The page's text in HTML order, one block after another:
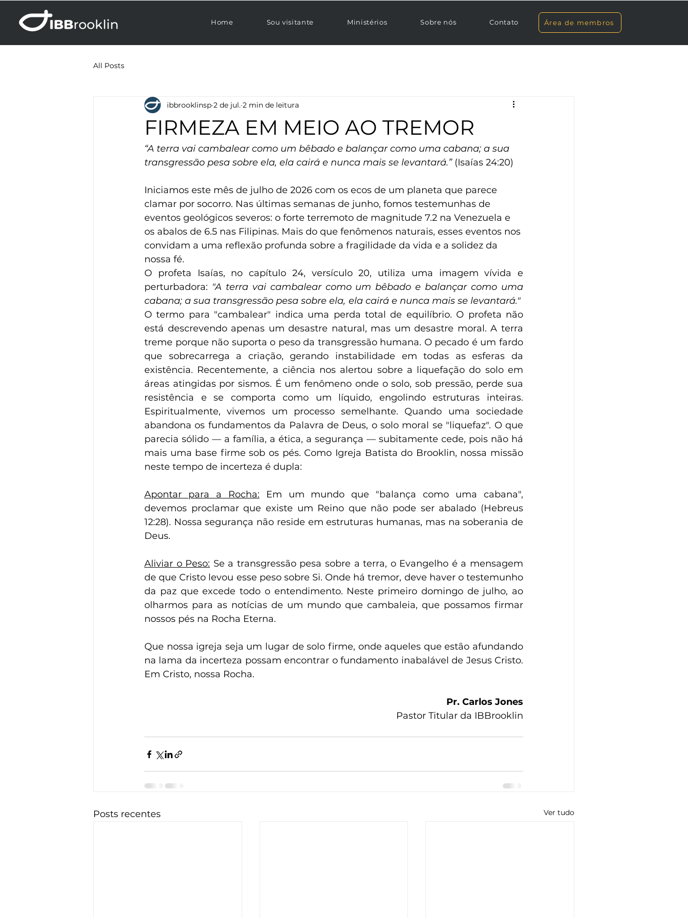
Home Sou visitante Ministérios Sobre nós Contato Área de membros
All Posts
FIRMEZA EM MEIO AO TREMOR
ibbrooklinsp 2 de jul. 2 min de leitura
“A terra vai cambalear como um bêbado e balançar como uma cabana; a sua
transgressão pesa sobre ela, ela cairá e nunca mais se levantará.” (Isaías‬ 24‬:20‬)‬
Iniciamos este mês de julho de 2026 com os ecos de um planeta que parece
clamar por socorro. Nas últimas semanas de junho, fomos testemunhas de
eventos geológicos severos: o forte terremoto de magnitude 7.2 na Venezuela e
os abalos de 6.5 nas Filipinas. Mais do que fenômenos naturais, esses eventos nos
convidam a uma reflexão profunda sobre a fragilidade da vida e a solidez da
nossa fé.
O profeta Isaías, no capítulo 24, versículo 20, utiliza uma imagem vívida e
perturbadora: "A terra vai cambalear como um bêbado e balançar como uma
cabana; a sua transgressão pesa sobre ela, ela cairá e nunca mais se levantará."
O termo para "cambalear" indica uma perda total de equilíbrio. O profeta não
está descrevendo apenas um desastre natural, mas um desastre moral. A terra
treme porque não suporta o peso da transgressão humana. O pecado é um fardo
que sobrecarrega a criação, gerando instabilidade em todas as esferas da
existência. Recentemente, a ciência nos alertou sobre a liquefação do solo em
áreas atingidas por sismos. É um fenômeno onde o solo, sob pressão, perde sua
resistência e se comporta como um líquido, engolindo estruturas inteiras.
Espiritualmente, vivemos um processo semelhante. Quando uma sociedade
abandona os fundamentos da Palavra de Deus, o solo moral se "liquefaz". O que
parecia sólido — a família, a ética, a segurança — subitamente cede, pois não há
mais uma base firme sob os pés. Como Igreja Batista do Brooklin, nossa missão
neste tempo de incerteza é dupla:
Apontar para a Rocha: Em um mundo que "balança como uma cabana",
devemos proclamar que existe um Reino que não pode ser abalado (Hebreus
12:28). Nossa segurança não reside em estruturas humanas, mas na soberania de
Deus.
Aliviar o Peso: Se a transgressão pesa sobre a terra, o Evangelho é a mensagem
de que Cristo levou esse peso sobre Si. Onde há tremor, deve haver o testemunho
da paz que excede todo o entendimento. Neste primeiro domingo de julho, ao
olharmos para as notícias de um mundo que cambaleia, que possamos firmar
nossos pés na Rocha Eterna.
Que nossa igreja seja um lugar de solo firme, onde aqueles que estão afundando
na lama da incerteza possam encontrar o fundamento inabalável de Jesus Cristo.
Em Cristo, nossa Rocha.
Pr. Carlos Jones
Pastor Titular da IBBrooklin
Posts recentes Ver tudo